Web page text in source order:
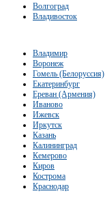
Волгоград
Владивосток
Владимир
Воронеж
Гомель (Белоруссия)
Екатеринбург
Ереван (Армения)
Иваново
Ижевск
Иркутск
Казань
Калининград
Кемерово
Киров
Кострома
Краснодар